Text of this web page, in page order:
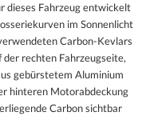
dieses Fahrzeug entwickelt
im Sonnenlicht
Carbon-Kevlars
rechten Fahrzeugseite,
gebürstetem Aluminium
hinteren Motorabdeckung
Carbon sichtbar